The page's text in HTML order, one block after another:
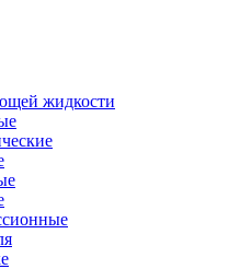
жидкости